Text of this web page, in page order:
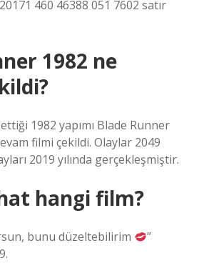
460 46388 051 7602 satır
1982 ne
1982 yapımı Blade Runner
filmi çekildi. Olaylar 2049
2019 yılında gerçekleşmiştir.
hangi film?
bunu düzeltebilirim
”